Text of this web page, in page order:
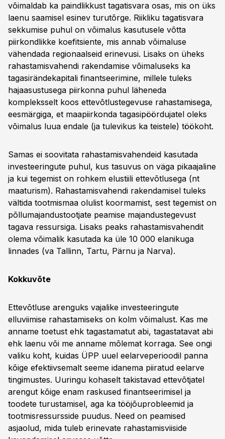
võimaldab ka paindlikkust tagatisvara osas, mis on üks
laenu saamisel esinev turutõrge. Riikliku tagatisvara
sekkumise puhul on võimalus kasutusele võtta
piirkondlikke koefitsiente, mis annab võimaluse
vähendada regionaalseid erinevusi. Lisaks on üheks
rahastamisvahendi rakendamise võimaluseks ka
tagasirändekapitali finantseerimine, millele tuleks
hajaasustusega piirkonna puhul läheneda
kompleksselt koos ettevõtlustegevuse rahastamisega,
eesmärgiga, et maapiirkonda tagasipöördujatel oleks
võimalus luua endale (ja tulevikus ka teistele) töökoht.
Samas ei soovitata rahastamisvahendeid kasutada
investeeringute puhul, kus tasuvus on väga pikaajaline
ja kui tegemist on rohkem elustiili ettevõtlusega (nt
maaturism). Rahastamisvahendi rakendamisel tuleks
vältida tootmismaa olulist koormamist, sest tegemist on
põllumajandustootjate peamise majandustegevust
tagava ressursiga. Lisaks peaks rahastamisvahendit
olema võimalik kasutada ka üle 10 000 elanikuga
linnades (va Tallinn, Tartu, Pärnu ja Narva).
Kokkuvõte
Ettevõtluse arenguks vajalike investeeringute
elluviimise rahastamiseks on kolm võimalust. Kas me
anname toetust ehk tagastamatut abi, tagastatavat abi
ehk laenu või me anname mõlemat korraga. See ongi
valiku koht, kuidas ÜPP uuel eelarveperioodil panna
kõige efektiivsemalt seeme idanema piiratud eelarve
tingimustes. Uuringu kohaselt takistavad ettevõtjatel
arengut kõige enam raskused finantseerimisel ja
toodete turustamisel, aga ka tööjõuprobleemid ja
tootmisressursside puudus. Need on peamised
asjaolud, mida tuleb erinevate rahastamisviiside